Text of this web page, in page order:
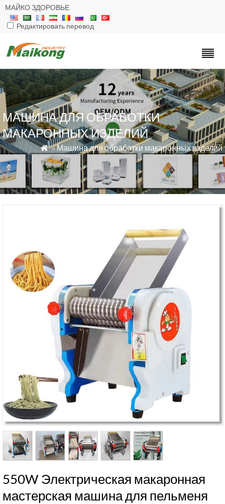
МАЙКО ЗДОРОВЬЕ
Редактировать перевод
МАШИНА ДЛЯ ОБРАБОТКИ
МАКАРОННЫХ ИЗДЕЛИЙ
 »Машина для обработки макаронных изделий
550W Электрическая макаронная
мастерская машина для пельменя